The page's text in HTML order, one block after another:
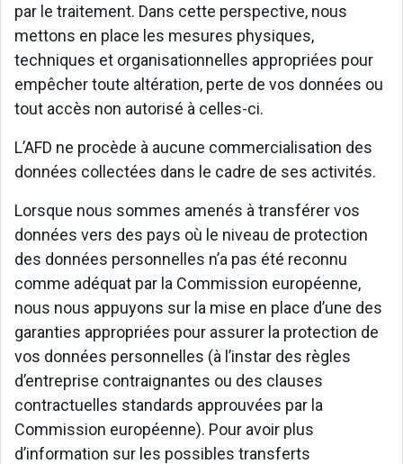
par le traitement. Dans cette perspective, nous
mettons en place les mesures physiques,
techniques et organisationnelles appropriées pour
empêcher toute altération, perte de vos données ou
tout accès non autorisé à celles-ci.
L’AFD ne procède à aucune commercialisation des
données collectées dans le cadre de ses activités.
Lorsque nous sommes amenés à transférer vos
données vers des pays où le niveau de protection
des données personnelles n’a pas été reconnu
comme adéquat par la Commission européenne,
nous nous appuyons sur la mise en place d’une des
garanties appropriées pour assurer la protection de
vos données personnelles (à l’instar des règles
d’entreprise contraignantes ou des clauses
contractuelles standards approuvées par la
Commission européenne). Pour avoir plus
d’information sur les possibles transferts